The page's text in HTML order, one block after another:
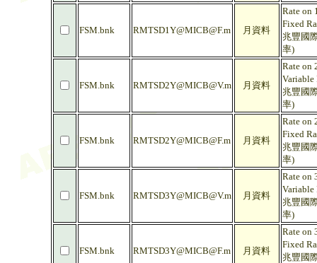
FSM.bnk RMTSD1Y@MICB@F.m 月資料
Rate on
Fixed
兆豐國
率)
FSM.bnk RMTSD2Y@MICB@V.m 月資料
Rate on
Variable
兆豐國
率)
FSM.bnk RMTSD2Y@MICB@F.m 月資料
Rate on
Fixed
兆豐國
率)
FSM.bnk RMTSD3Y@MICB@V.m 月資料
Rate on
Variable
兆豐國
率)
FSM.bnk RMTSD3Y@MICB@F.m 月資料
Rate on
Fixed
兆豐國